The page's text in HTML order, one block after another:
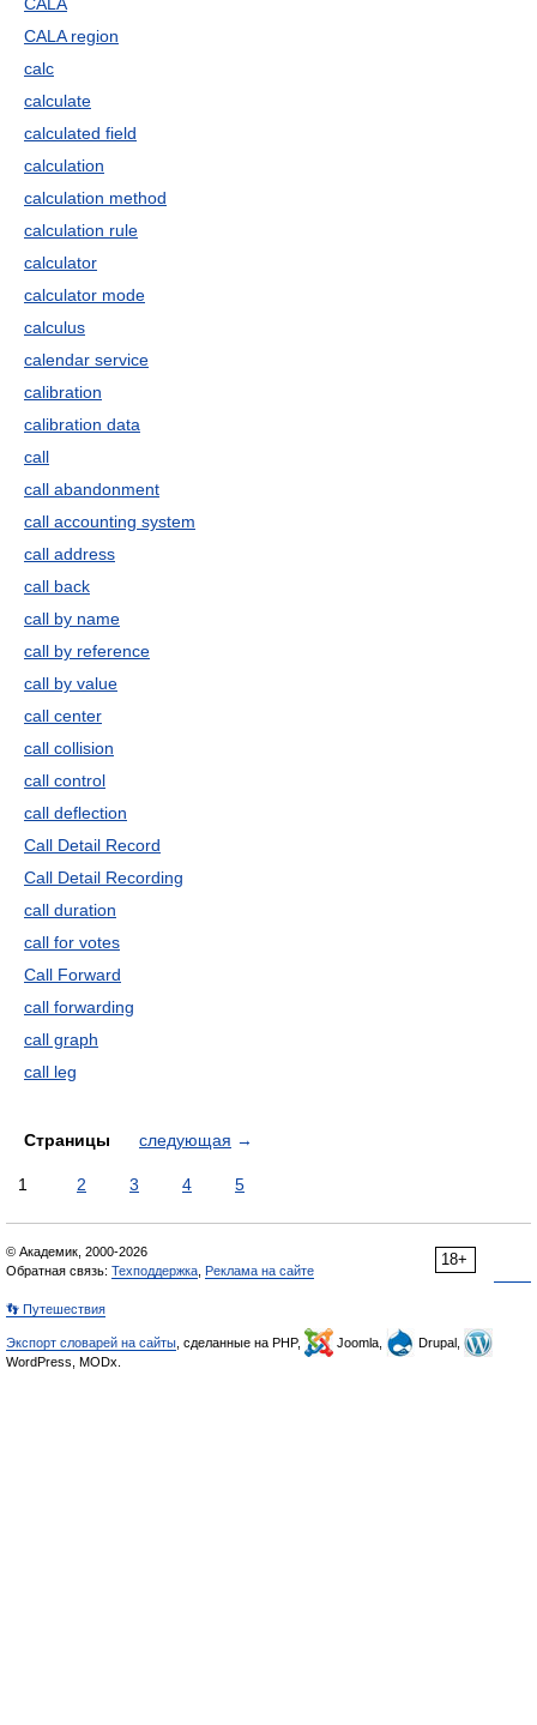
CALA region
calc
calculate
calculated field
calculation
calculation method
calculation rule
calculator
calculator mode
calculus
calendar service
calibration
calibration data
call
call abandonment
call accounting system
call address
call back
call by name
call by reference
call by value
call center
call collision
call control
call deflection
Call Detail Record
Call Detail Recording
call duration
call for votes
Call Forward
call forwarding
call graph
call leg
Страницы следующая →
1 2 3 4 5
18+
© Академик, 2000-2026
Обратная связь: Техподдержка Реклама на сайте
👣 Путешествия
Экспорт словарей на сайты , сделанные на PHP, Joomla,
Drupal,
WordPress, MODx.